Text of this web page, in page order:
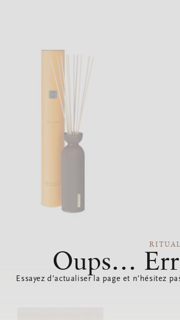
Oups…
Essayez d’actualiser la page et n’hésitez